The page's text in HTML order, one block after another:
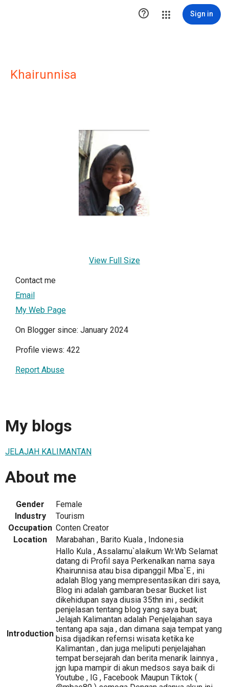
 Sign in
Khairunnisa
View Full Size
Contact me
Email
My Web Page
On Blogger since: January 2024
Profile views: 422
Report Abuse
My blogs
JELAJAH KALIMANTAN
About me
Gender
Female
Industry
Tourism
Occupation Conten Creator
Location
Marabahan , Barito Kuala , Indonesia
Introduction
Hallo Kula , Assalamu`alaikum Wr.Wb Selamat
datang di Profil saya Perkenalkan nama saya
Khairunnisa atau bisa dipanggil Mba`E , ini
adalah Blog yang mempresentasikan diri saya,
Blog ini adalah gambaran besar Bucket list
dikehidupan saya diusia 35thn ini , sedikit
penjelasan tentang blog yang saya buat;
Jelajah Kalimantan adalah Penjelajahan saya
tentang apa saja , dan dimana saja tempat yang
bisa dijadikan refernsi wisata ketika ke
Kalimantan , dan juga meliputi penjelajahan
tempat bersejarah dan berita menarik lainnya ,
jgn lupa mampir di akun medsos saya baik di
Youtube , IG , Facebook Maupun Tiktok (